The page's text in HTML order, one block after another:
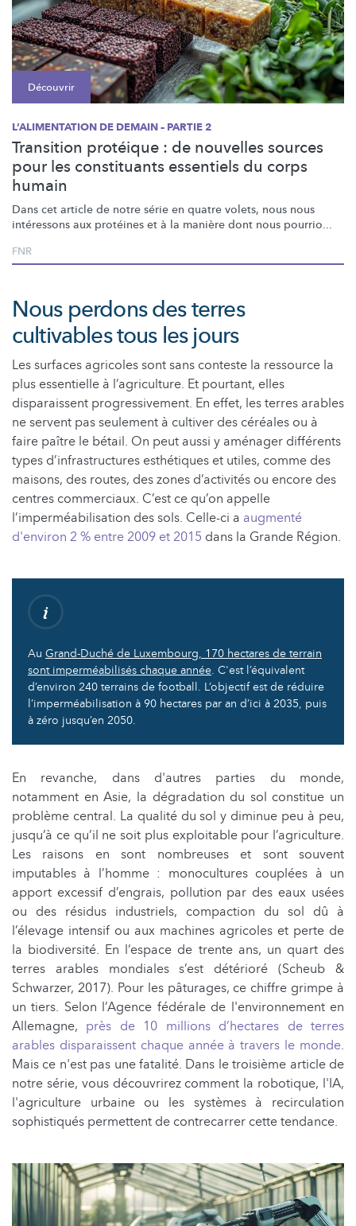
Découvrir
L’ALIMENTATION DE DEMAIN – PARTIE 2
Transition protéique : de nouvelles sources
pour les constituants essentiels du corps
humain
Dans cet article de notre série en quatre volets, nous nous
intéressons aux protéines et à la manière dont nous pourrio...
FNR
Nous perdons des terres
cultivables tous les jours
Les surfaces agricoles sont sans conteste la ressource la
plus essentielle à l’agriculture. Et pourtant, elles
disparaissent progressivement. En effet, les terres arables
ne servent pas seulement à cultiver des céréales ou à
faire paître le bétail. On peut aussi y aménager différents
types d’infrastructures esthétiques et utiles, comme des
maisons, des routes, des zones d’activités ou encore des
centres commerciaux. C’est ce qu’on appelle
l’imperméabilisation des sols. Celle-ci a augmenté
d'environ 2 % entre 2009 et 2015 dans la Grande Région.
Au Grand-Duché de Luxembourg, 170 hectares de terrain
sont imperméabilisés chaque année. C'est l’équivalent
d’environ 240 terrains de football. L’objectif est de réduire
l’imperméabilisation à 90 hectares par an d’ici à 2035, puis
à zéro jusqu’en 2050.
En revanche, dans d'autres parties du monde,
notamment en Asie, la dégradation du sol constitue un
problème central. La qualité du sol y diminue peu à peu,
jusqu’à ce qu’il ne soit plus exploitable pour l’agriculture.
Les raisons en sont nombreuses et sont souvent
imputables à l’homme : monocultures couplées à un
apport excessif d’engrais, pollution par des eaux usées
ou des résidus industriels, compaction du sol dû à
l’élevage intensif ou aux machines agricoles et perte de
la biodiversité. En l’espace de trente ans, un quart des
terres arables mondiales s’est détérioré (Scheub &
Schwarzer, 2017). Pour les pâturages, ce chiffre grimpe à
un tiers. Selon l’Agence fédérale de l'environnement en
Allemagne, près de 10 millions d’hectares de terres
arables disparaissent chaque année à travers le monde.
Mais ce n'est pas une fatalité. Dans le troisième article de
notre série, vous découvrirez comment la robotique, l'IA,
l'agriculture urbaine ou les systèmes à recirculation
sophistiqués permettent de contrecarrer cette tendance.